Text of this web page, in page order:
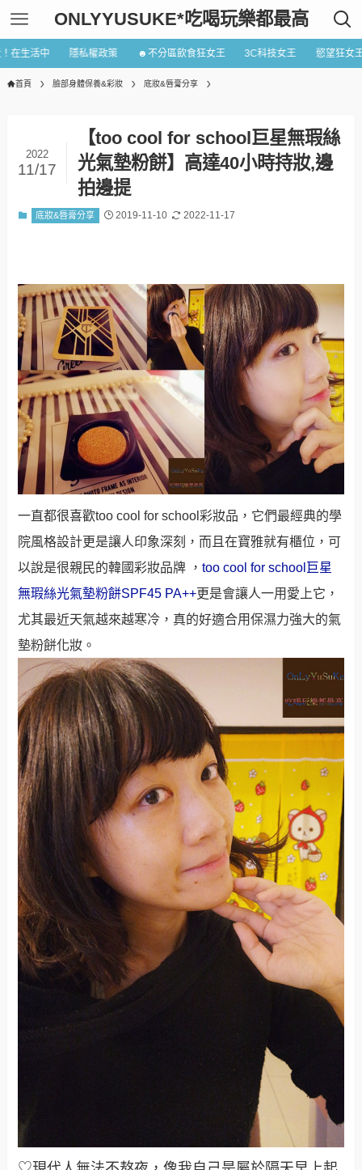
ONLYYUSUKE*吃喝玩樂都最高
在生活中 隱私權政策 ☻不分區飲食狂女王 3C科技女王 慾望狂女
首頁 臉部身體保養&彩妝 底妝&唇膏分享
【too cool for school巨星無瑕絲
光氣墊粉餅】高達40小時持妝,邊
拍邊提
2022
11/17
底妝&唇膏分享 2019-11-10 2022-11-17
一直都很喜歡too cool for school彩妝品，它們最經典的學
院風格設計更是讓人印象深刻，而且在寶雅就有櫃位，可
以說是很親民的韓國彩妝品牌 ，too cool for school巨星
無瑕絲光氣墊粉餅SPF45 PA++更是會讓人一用愛上它，
尤其最近天氣越來越寒冷，真的好適合用保濕力強大的氣
墊粉餅化妝。